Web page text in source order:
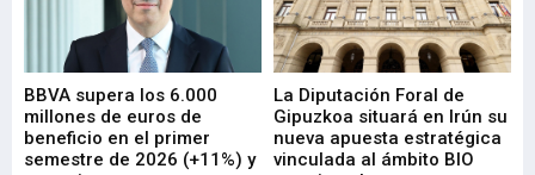
BBVA supera los 6.000
millones de euros de
beneficio en el primer
semestre de 2026 (+11%) y
La Diputación Foral de
Gipuzkoa situará en Irún su
nueva apuesta estratégica
vinculada al ámbito BIO